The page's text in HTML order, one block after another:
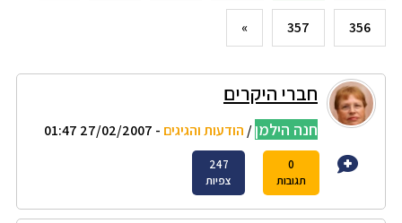
356
357
»
חברי היקרים
חנה הילמן/ הודעות והגיגים - 27/02/2007 01:47
0
תגובות
247
צפיות